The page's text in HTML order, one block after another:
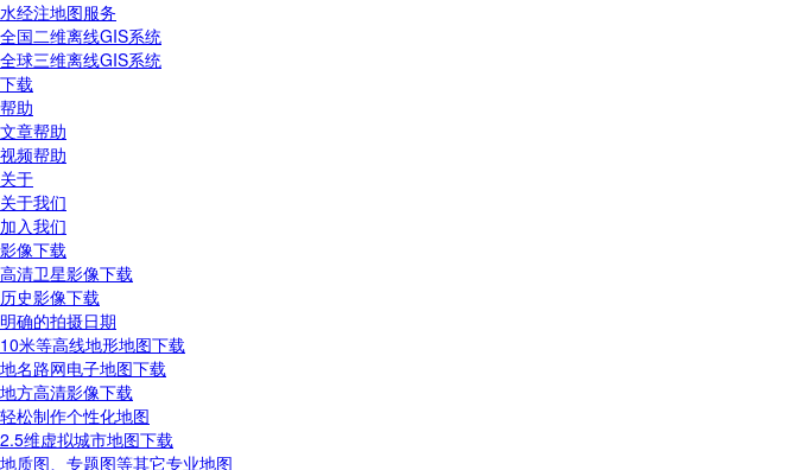
水经注地图服务
全国二维离线GIS系统
全球三维离线GIS系统
下载
帮助
文章帮助
视频帮助
关于
关于我们
加入我们
影像下载
高清卫星影像下载
历史影像下载
明确的拍摄日期
10米等高线地形地图下载
地名路网电子地图下载
地方高清影像下载
轻松制作个性化地图
2.5维虚拟城市地图下载
地质图、专题图等其它专业地图